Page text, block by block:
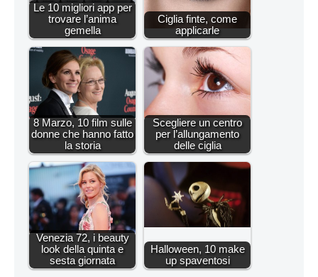
Le 10 migliori app per
trovare l’anima
gemella
Ciglia finte, come
applicarle
8 Marzo, 10 film sulle
donne che hanno fatto
la storia
Scegliere un centro
per l’allungamento
delle ciglia
Venezia 72, i beauty
look della quinta e
sesta giornata
Halloween, 10 make
up spaventosi